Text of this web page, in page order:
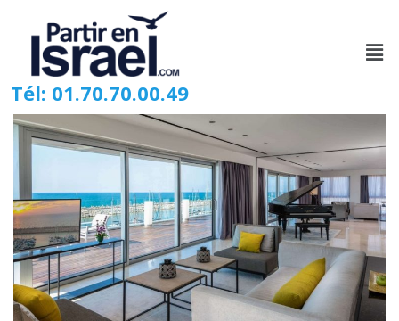
Tél: 01.70.70.00.49